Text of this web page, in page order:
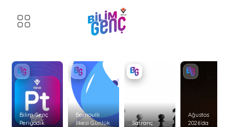
Bilim Genç
Periyodik
Bernoulli
İlkesi Günlük
Satranç
Ağustos
2026’da